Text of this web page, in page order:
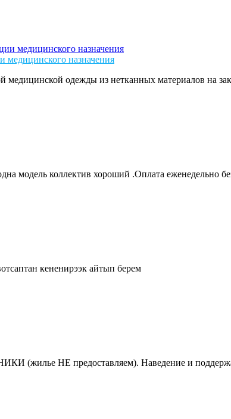
медицинского назначения
медицинской одежды из нетканных материалов на
модель коллектив хороший .Оплата еженедельно
кененирээк айтып берем
(жилье НЕ предоставляем). Наведение и